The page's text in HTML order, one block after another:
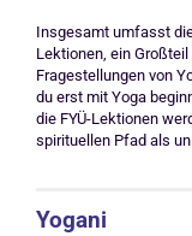
Insgesamt umfasst
Lektionen, ein
Fragestellungen von
du erst mit Yoga
die FYÜ-Lektionen
spirituellen Pfad als
Yogani